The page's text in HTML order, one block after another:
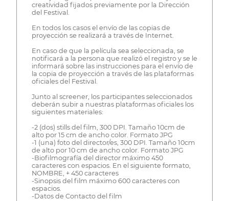
creatividad fijados previamente por la Dirección
del Festival.
En todos los casos el envío de las copias de
proyección se realizará a través de Internet.
En caso de que la película sea seleccionada, se
notificará a la persona que realizó el registro y se le
informará sobre las instrucciones para el envío de
la copia de proyección a través de las plataformas
oficiales del Festival.
Junto al screener, los participantes seleccionados
deberán subir a nuestras plataformas oficiales los
siguientes materiales:
-2 (dos) stills del film, 300 DPI. Tamaño 10cm de
alto por 15 cm de ancho color. Formato JPG
-1 (una) foto del director/es, 300 DPI. Tamaño 10cm
de alto por 10 cm de ancho color. Formato JPG
-Biofilmografía del director máximo 450
caracteres con espacios. En el siguiente formato,
NOMBRE, + 450 caracteres
-Sinopsis del film máximo 600 caracteres con
espacios.
-Datos de Contacto del film